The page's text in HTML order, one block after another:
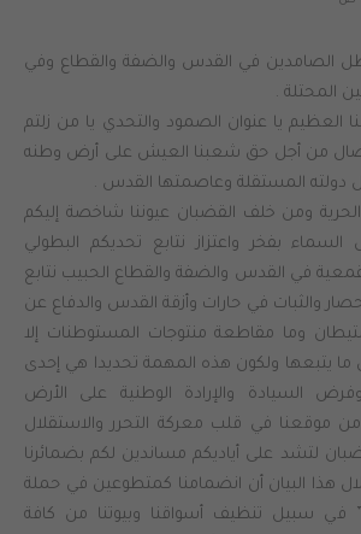
الصامدين في القدس والضفة والقطاع وفي
العظيم يا عنوان الصمود والتحدي يا من زلتم
من أجل حق شعبنا العيش على أرض وطنه
المستقلة وعاصمتها القدس .
ومن خلف القضبان عيوننا شاخصة إليكم
السماء بفخر واعتزاز نتابع تحديكم البطولي
في القدس والضفة والقطاع الحبيب نتابع
والثبات في حارات وأزقة القدس والدفاع عن
وما مقاطعة منتوجات المستوطنات إلا
يتبعها ولكون هذه المهمة تحديدا هي إحدى
السيادة والإرادة الوطنية على الأرض
موقعنا في قلب معركة التحرر والاستقلال
لتشد على أياديكم مساندين لكم بضمائرنا
هذا البيان أن انضمامنا كمتطوعين في حملة
سبيل تنظيف أسواقنا وبيوتنا من كافة